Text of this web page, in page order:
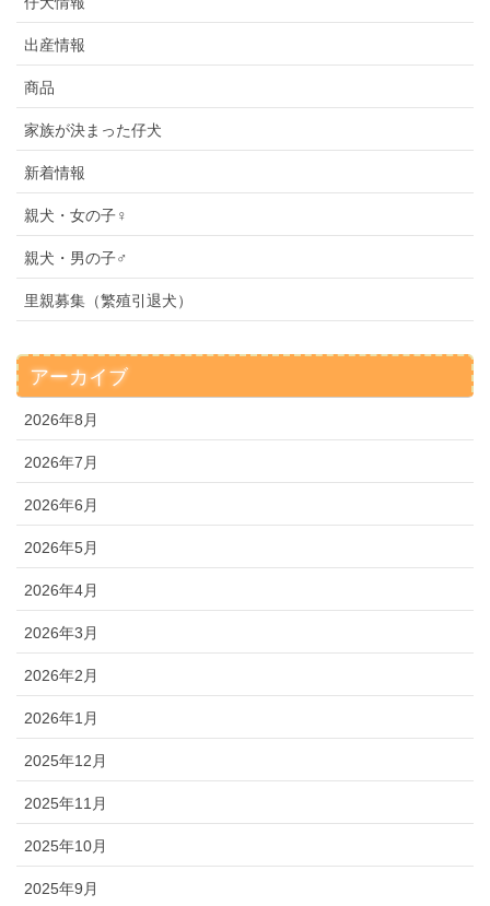
出産情報
商品
家族が決まった仔犬
新着情報
親犬・女の子♀
親犬・男の子♂
里親募集（繁殖引退犬）
アーカイブ
2026年8月
2026年7月
2026年6月
2026年5月
2026年4月
2026年3月
2026年2月
2026年1月
2025年12月
2025年11月
2025年10月
2025年9月